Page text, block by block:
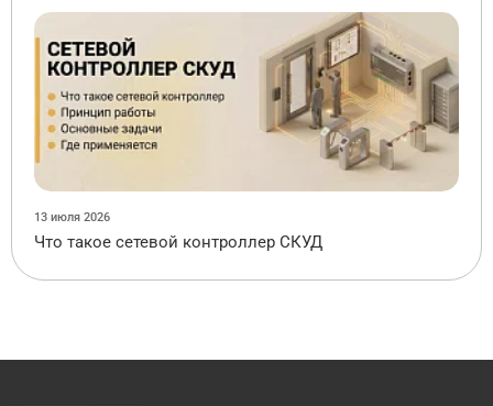
13 июля 2026
Что такое сетевой контроллер СКУД